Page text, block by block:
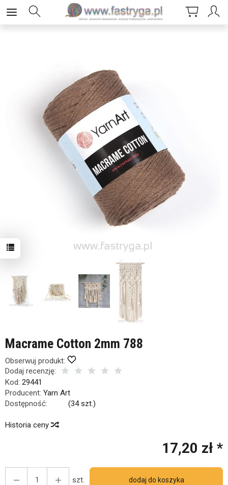
Macrame Cotton 2mm 788
Obserwuj produkt:
Dodaj recenzję:
Kod: 29441
Producent: Yarn Art
Dostępność:
(34szt.)
Historia ceny
17,20 zł *
szt. dodaj do koszyka